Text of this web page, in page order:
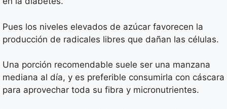
Pues los niveles elevados de azúcar favorecen la
producción de radicales libres que dañan las células.
Una porción recomendable suele ser una manzana
mediana al día, y es preferible consumirla con cáscara
para aprovechar toda su fibra y micronutrientes.